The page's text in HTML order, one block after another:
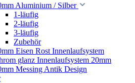
Aluminium / Silber
1-läufig
2-läufig
3-läufig
Zubehör
Eisen Rost Innenlaufsystem
glanz Innenlaufsystem 20mm
Messing Antik Design